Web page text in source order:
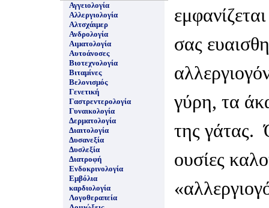
Αγγειολογία
Αλλεργιολογία
Αλτσχάιμερ
Ανδρολογία
Αιματολογία
Αυτοάνοσες
Βιοτεχνολογία
Βιταμίνες
Βελονισμός
Γενετική
Γαστρεντερολογία
Γυναικολογία
Δερματολογία
Διαιτολογία
Δυσανεξία
Δυσλεξία
Διατροφή
Ενδοκρινολογία
Εμβόλια
καρδιολογία
Λογοθεραπεία
σας
γύρη, τα
της γάτας.
ουσίες